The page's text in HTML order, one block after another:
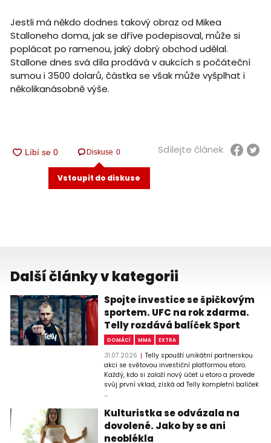
Jestli má někdo dodnes takový obraz od Mikea
Stalloneho doma, jak se dříve podepisoval, může si
poplácat po ramenou, jaký dobrý obchod udělal.
Stallone dnes svá díla prodává v aukcích s počáteční
sumou i 3500 dolarů, částka se však může vyšplhat i
několikanásobně výše.
Diskuse 0
Vstoupit do diskuse
Sdílejte článek
Další články v kategorii
Spojte investice se špičkovým
sportem. UFC na rok zdarma.
Telly rozdává balíček Sport
DOMÁCÍ MMA EXTRA
31.07.2026
Telly spouští unikátní partnerskou
akci se světovou investiční platformou etoro.
Každý, kdo si založí nový účet u etoro a provede
svůj první vklad, získá od Telly kompletní balíček
...
Kulturistka se odvázala na
dovolené. Jako by se ani
neoblékla